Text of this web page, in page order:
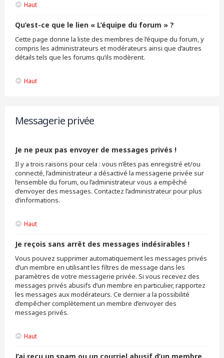
Haut
Qu’est-ce que le lien « L’équipe du forum » ?
Cette page donne la liste des membres de l’équipe du forum, y
compris les administrateurs et modérateurs ainsi que d’autres
détails tels que les forums qu’ils modèrent.
Haut
Messagerie privée
Je ne peux pas envoyer de messages privés !
Il y a trois raisons pour cela : vous n’êtes pas enregistré et/ou
connecté, l’administrateur a désactivé la messagerie privée sur
l’ensemble du forum, ou l’administrateur vous a empêché
d’envoyer des messages. Contactez l’administrateur pour plus
d’informations.
Haut
Je reçois sans arrêt des messages indésirables !
Vous pouvez supprimer automatiquement les messages privés
d’un membre en utilisant les filtres de message dans les
paramètres de votre messagerie privée. Si vous recevez des
messages privés abusifs d’un membre en particulier, rapportez
les messages aux modérateurs. Ce dernier a la possibilité
d’empêcher complètement un membre d’envoyer des
messages privés.
Haut